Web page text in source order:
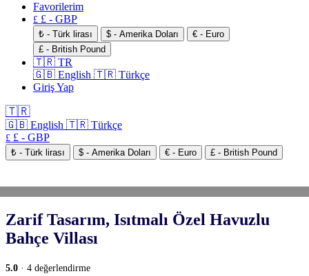
Favorilerim
£ £ - GBP
₺ - Türk lirası $ - Amerika Doları
€ - Euro
£ - British Pound
🇹🇷 TR
🇬🇧 English 🇹🇷 Türkçe
Giriş Yap
🇹🇷
🇬🇧 English 🇹🇷 Türkçe
£ £ - GBP
₺ - Türk lirası $ - Amerika Doları € - Euro £ - British Pound
Zarif Tasarım, Isıtmalı Özel Havuzlu
Bahçe Villası
5.0 · 4 değerlendirme